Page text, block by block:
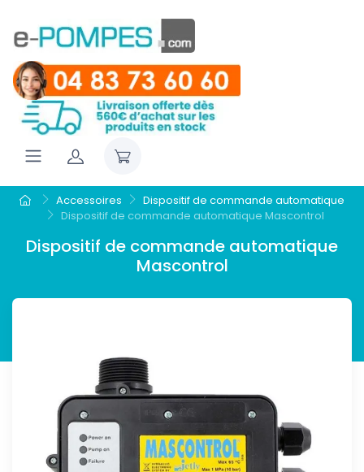
Accessoires
Dispositif de commande automatique
Dispositif de commande automatique Mascontrol
Dispositif de commande automatique
Mascontrol